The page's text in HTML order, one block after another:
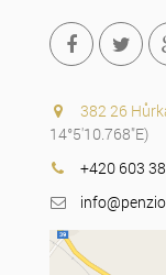
382 26
14°5'10.768"E)
+420 603